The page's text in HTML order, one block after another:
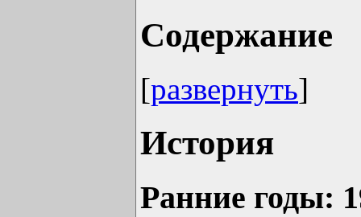
Содержание
[развернуть]
История
Ранние годы: